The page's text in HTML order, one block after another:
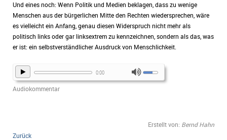
Und eines noch: Wenn Politik und Medien beklagen, dass zu wenige
Menschen aus der bürgerlichen Mitte den Rechten wiedersprechen, wäre
es vielleicht ein Anfang, genau diesen Widerspruch nicht mehr als
politisch links oder gar linksextrem zu kennzeichnen, sondern als das, was
er ist: ein selbstverständlicher Ausdruck von Menschlichkeit.
0:00
Audiokommentar
Erstellt von: Bernd Hahn
Zurück